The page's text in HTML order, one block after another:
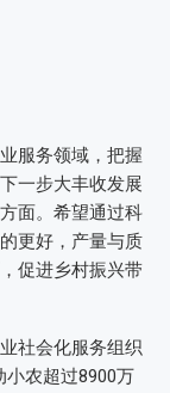
服务领域，把握
一步大丰收发展
面。希望通过科
更好，产量与质
促进乡村振兴带
社会化服务组织
小农超过8900万